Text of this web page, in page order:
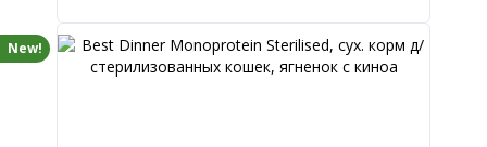
New!